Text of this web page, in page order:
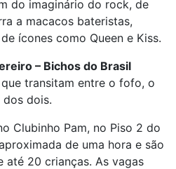
do imaginário do rock, de
a macacos bateristas,
ícones como Queen e Kiss.
– Bichos do Brasil
transitam entre o fofo, o
dos dois.
Clubinho Pam, no Piso 2 do
de uma hora e são
até 20 crianças. As vagas